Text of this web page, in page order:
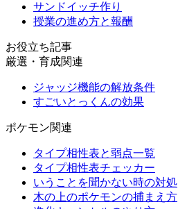
サンドイッチ作り
授業の進め方と報酬
お役立ち記事
厳選・育成関連
ジャッジ機能の解放条件
すごいとっくんの効果
ポケモン関連
タイプ相性表と弱点一覧
タイプ相性表チェッカー
いうことを聞かない時の対処
木の上のポケモンの捕まえ方